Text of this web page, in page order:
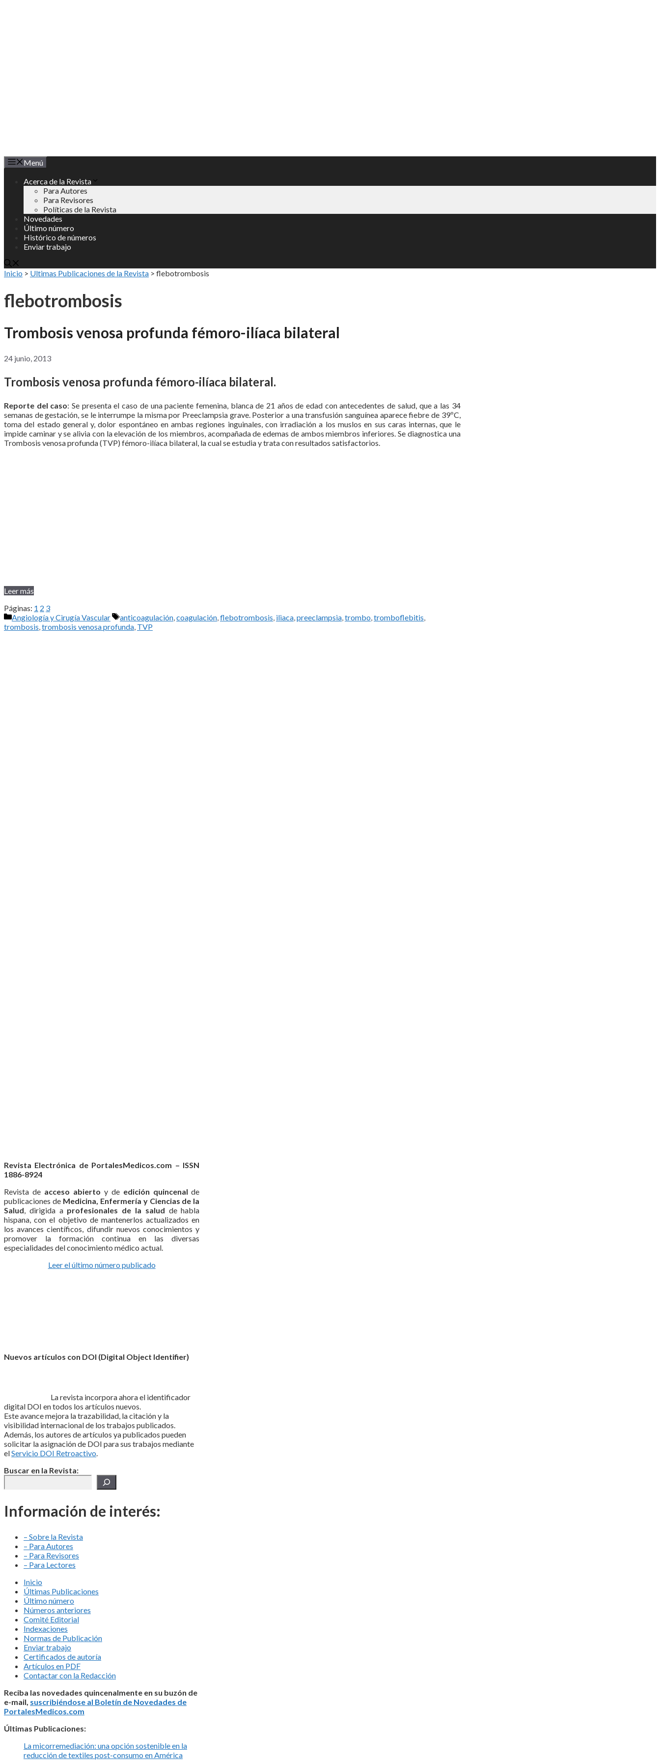
Menú
Acerca de la Revista
Para Autores
Para Revisores
Políticas de la Revista
Novedades
Último número
Histórico de números
Enviar trabajo
Inicio > Ultimas Publicaciones de la Revista > flebotrombosis
flebotrombosis
Trombosis venosa profunda fémoro-ilíaca bilateral
24 junio, 2013
Trombosis venosa profunda fémoro-ilíaca bilateral.
Reporte del caso: Se presenta el caso de una paciente femenina, blanca de 21 años de edad con antecedentes de salud, que a las 34
semanas de gestación, se le interrumpe la misma por Preeclampsia grave. Posterior a una transfusión sanguínea aparece fiebre de 39ºC,
toma del estado general y, dolor espontáneo en ambas regiones inguinales, con irradiación a los muslos en sus caras internas, que le
impide caminar y se alivia con la elevación de los miembros, acompañada de edemas de ambos miembros inferiores. Se diagnostica una
Trombosis venosa profunda (TVP) fémoro-ilíaca bilateral, la cual se estudia y trata con resultados satisfactorios.
Leer más
Páginas: 1 2 3
Categorías
Angiología y Cirugía Vascular Etiquetas
anticoagulación,coagulación,flebotrombosis, iliaca,preeclampsia,trombo,tromboflebitis,
trombosis,trombosis venosa profunda, TVP
Revista Electrónica de PortalesMedicos.com – ISSN
1886-8924
Revista de acceso abierto y de edición quincenal de
publicaciones de Medicina, Enfermería y Ciencias de la
Salud, dirigida a profesionales de la salud de habla
hispana, con el objetivo de mantenerlos actualizados en
los avances científicos, difundir nuevos conocimientos y
promover la formación continua en las diversas
especialidades del conocimiento médico actual.
Leer el último número publicado
Nuevos artículos con DOI (Digital Object Identifier)
La revista incorpora ahora el identificador
digital DOI en todos los artículos nuevos.
Este avance mejora la trazabilidad, la citación y la
visibilidad internacional de los trabajos publicados.
Además, los autores de artículos ya publicados pueden
solicitar la asignación de DOI para sus trabajos mediante
elServicio DOI Retroactivo.
Buscar en la Revista:
Información de interés:
– Sobre la Revista
– Para Autores
– Para Revisores
– Para Lectores
Inicio
Últimas Publicaciones
Último número
Números anteriores
Comité Editorial
Indexaciones
Normas de Publicación
Enviar trabajo
Certificados de autoría
Artículos en PDF
Contactar con la Redacción
Reciba las novedades quincenalmente en su buzón de
e-mail, suscribiéndose al Boletín de Novedades de
PortalesMedicos.com
Últimas Publicaciones:
La micorremediación: una opción sostenible en la
reducción de textiles post-consumo en América